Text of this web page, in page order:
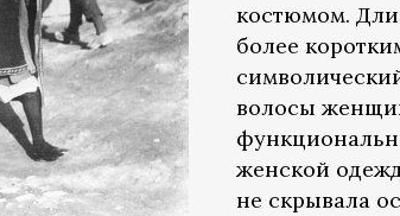
костюмом.
более
волосы
женской
не скрывала